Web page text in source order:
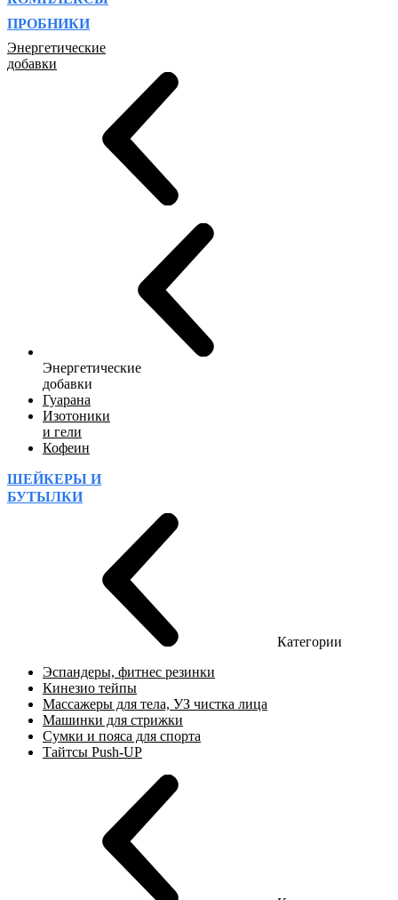
ПРОБНИКИ
Энергетические
добавки
Энергетические
добавки
Гуарана
Изотоники
и гели
Кофеин
ШЕЙКЕРЫ И
БУТЫЛКИ
Категории
Эспандеры, фитнес резинки
Кинезио тейпы
Массажеры для тела, УЗ чистка лица
Машинки для стрижки
Сумки и пояса для спорта
Тайтсы Push-UP